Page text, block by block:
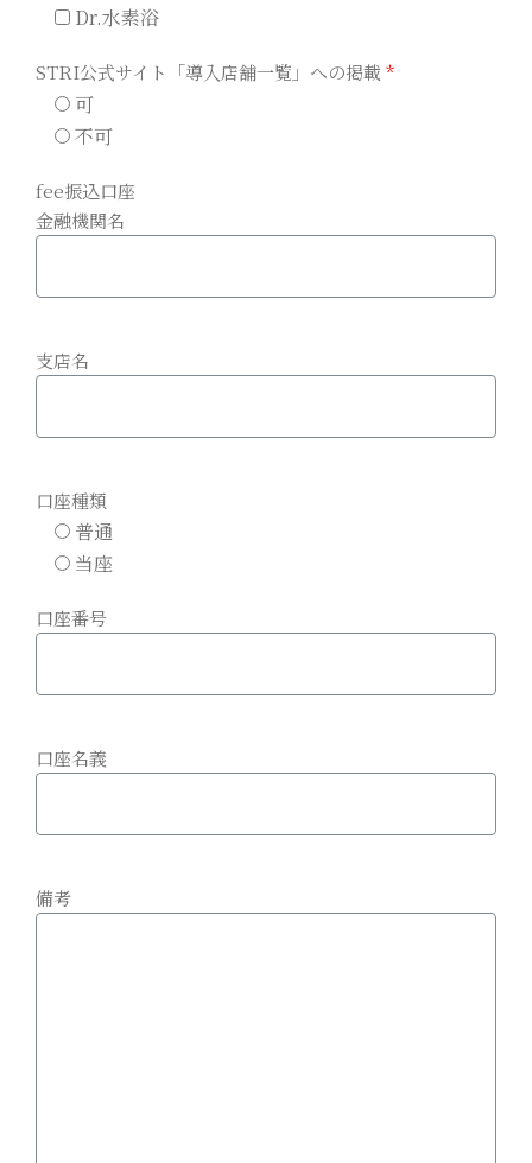
Dr.水素浴
STRI公式サイト「導入店舗一覧」への掲載 *
可
不可
fee振込口座
金融機関名
支店名
口座種類
普通
当座
口座番号
口座名義
備考